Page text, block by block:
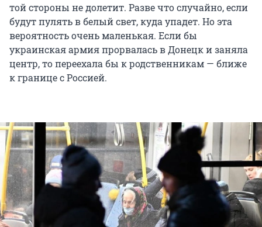
той стороны не долетит. Разве что случайно, если
будут пулять в белый свет, куда упадет. Но эта
вероятность очень маленькая. Если бы
украинская армия прорвалась в Донецк и заняла
центр, то переехала бы к родственникам — ближе
к границе с Россией.